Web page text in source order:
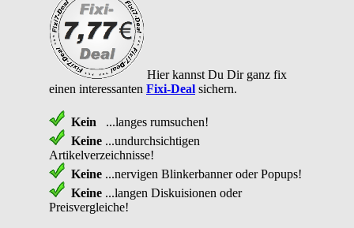
Hier kannst Du Dir ganz fix
einen interessanten Fixi-Deal sichern.
Kein ...langes rumsuchen!
Keine ...undurchsichtigen
Artikelverzeichnisse!
Keine ...nervigen Blinkerbanner oder Popups!
Keine ...langen Diskuisionen oder
Preisvergleiche!